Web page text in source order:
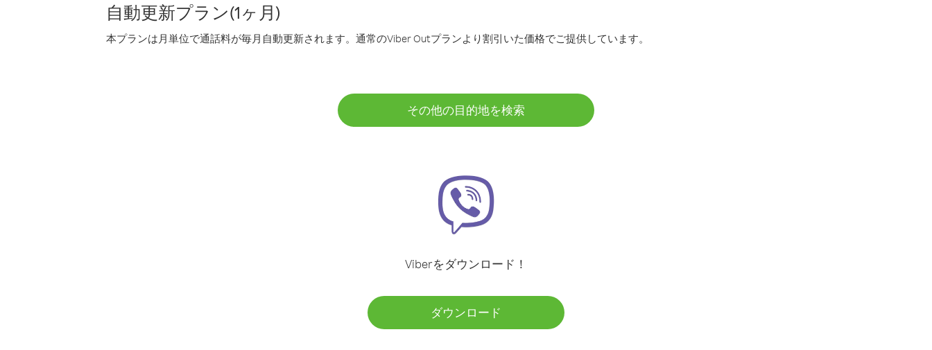
自動更新プラン(1ヶ月)
本プランは月単位で通話料が毎月自動更新されます。通常のViber Outプランより割引いた価格でご提供しています。
その他の目的地を検索
Viberをダウンロード！
ダウンロード